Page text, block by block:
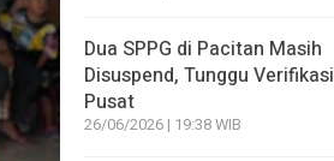
Dua SPPG di Pacitan Masih
Disuspend, Tunggu Verifikasi
Pusat
26/06/2026 | 19:38 WIB